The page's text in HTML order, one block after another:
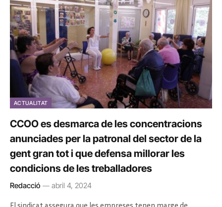
ACTUALITAT
CCOO es desmarca de les concentracions
anunciades per la patronal del sector de la
gent gran tot i que defensa millorar les
condicions de les treballadores
Redacció abril 4, 2024
El sindicat assegura que les empreses tenen marge de